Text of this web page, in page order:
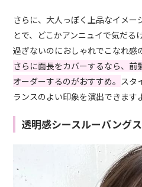
さらに、大人っぽく上品なイメー
とで、どこかアンニュイで気だる
過ぎないのにおしゃれでこなれ感
さらに面長をカバーするなら、前
オーダーするのがおすすめ。 スタ
ランスのよい印象を演出できます
透明感シースルーバング